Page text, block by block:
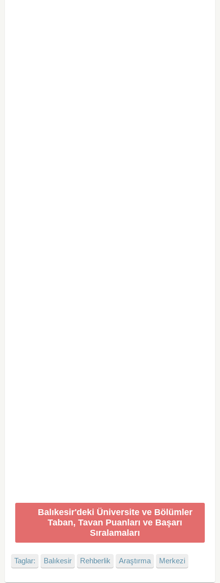
Balıkesir'deki Üniversite ve Bölümler
Taban, Tavan Puanları ve Başarı
Sıralamaları
Taglar: Balıkesir Rehberlik Araştırma Merkezi